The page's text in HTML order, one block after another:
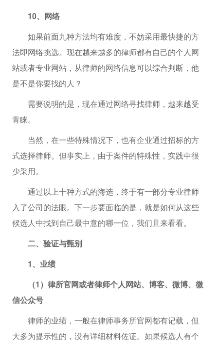
10、网络
如果前面九种方法均有难度，不妨采用最快捷的方
法即网络挑选。现在越来越多的律师都有自己的个人网
站或者专业网站，从律师的网络信息可以综合判断，他
是不是你要找的人？
需要说明的是，现在通过网络寻找律师，越来越受
青睐。
当然，在一些特殊情况下，也有企业通过招标的方
式选择律师。但事实上，由于案件的特殊性，实践中很
少采用。
通过以上十种方式的海选，终于有一部分专业律师
入了公司的法眼。下一步要面临的是，就是如何从这些
候选人中找到自己最中意的哪一位，我们且来看看。
二、验证与甄别
1、业绩
（1）律所官网或者律师个人网站、博客、微博、微
信公众号
律师的业绩，一般在律师事务所官网都有记载，但
大多为提示性的，没有详细材料佐证。如果候选人有个